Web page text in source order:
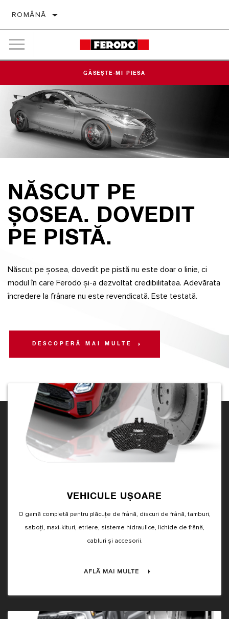
ROMÂNĂ
GĂSEȘTE-MI PIESA
NĂSCUT PE
ȘOSEA. DOVEDIT
PE PISTĂ.
Născut pe șosea, dovedit pe pistă nu este doar o linie, ci
modul în care Ferodo și-a dezvoltat credibilitatea. Adevărata
încredere la frânare nu este revendicată. Este testată.
DESCOPERĂ MAI MULTE
VEHICULE UȘOARE
O gamă completă pentru plăcuțe de frână, discuri de frână, tamburi,
saboți, maxi-kituri, etriere, sisteme hidraulice, lichide de frână,
cabluri și accesorii.
AFLĂ MAI MULTE